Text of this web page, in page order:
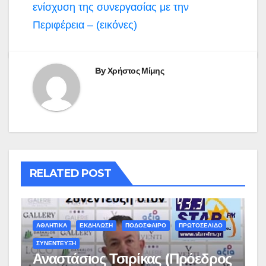
ενίσχυση της συνεργασίας με την
Περιφέρεια – (εικόνες)
ByΧρήστος Μίμης
RELATED POST
ΑΘΛΗΤΙΚΑ ΕΚΔΗΛΩΣΗ ΠΟΔΟΣΦΑΙΡΟ ΠΡΩΤΟΣΕΛΙΔΟ
ΣΥΝΕΝΤΕΥΞΗ
Αναστάσιος Τσιρίκας (Πρόεδρος